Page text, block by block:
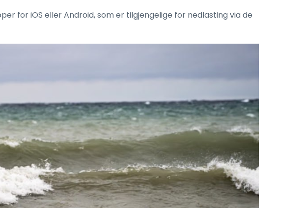
for iOS eller Android, som er tilgjengelige for nedlasting via de